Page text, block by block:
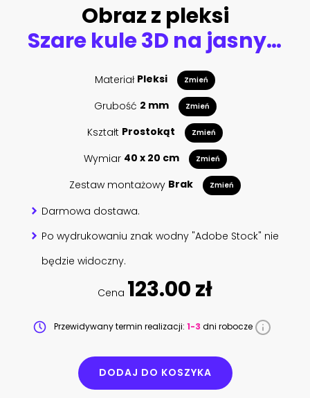
Obraz z pleksi
Szare kule 3D na jasnym tle
Materiał Pleksi Zmień
Grubość 2 mm Zmień
Kształt Prostokąt Zmień
Wymiar 40 x 20 cm Zmień
Zestaw montażowy Brak Zmień
Darmowa dostawa.
Po wydrukowaniu znak wodny "Adobe Stock" nie
będzie widoczny.
Cena 123.00 zł
Przewidywany termin realizacji: 1-3 dni robocze
DODAJ DO KOSZYKA